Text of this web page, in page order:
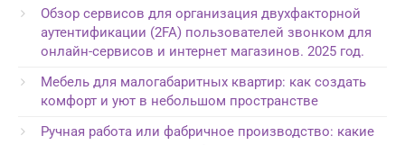
Обзор сервисов для организация двухфакторной
аутентификации (2FA) пользователей звонком для
онлайн-сервисов и интернет магазинов. 2025 год.
Мебель для малогабаритных квартир: как создать
комфорт и уют в небольшом пространстве
Ручная работа или фабричное производство: какие